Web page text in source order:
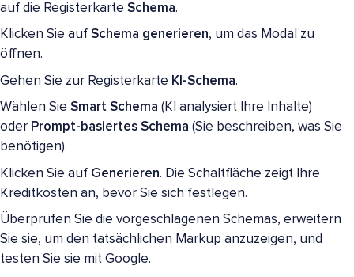
auf die Registerkarte Schema.
Klicken Sie auf Schema generieren, um das Modal zu
öffnen.
Gehen Sie zur Registerkarte KI-Schema.
Wählen Sie Smart Schema (KI analysiert Ihre Inhalte)
oder Prompt-basiertes Schema (Sie beschreiben, was Sie
benötigen).
Klicken Sie auf Generieren. Die Schaltfläche zeigt Ihre
Kreditkosten an, bevor Sie sich festlegen.
Überprüfen Sie die vorgeschlagenen Schemas, erweitern
Sie sie, um den tatsächlichen Markup anzuzeigen, und
testen Sie sie mit Google.